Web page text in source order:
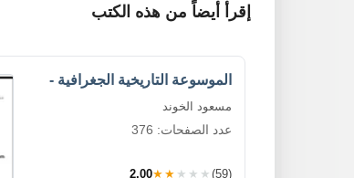
إقرأ أيضاً من هذه الكتب
الموسوعة التاريخية الجغرافية -
مسعود الخوند
عدد الصفحات: 376
2.00★★★★★ (59)